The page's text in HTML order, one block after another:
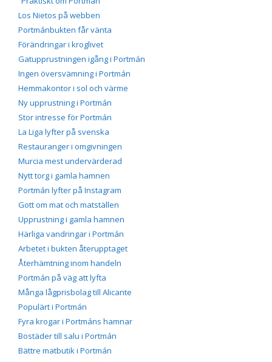
Los Nietos på webben
Portmánbukten får vänta
Förändringar i kroglivet
Gatupprustningen igång i Portmán
Ingen översvämning i Portmán
Hemmakontor i sol och värme
Ny upprustning i Portmán
Stor intresse för Portmán
La Liga lyfter på svenska
Restauranger i omgivningen
Murcia mest undervärderad
Nytt torg i gamla hamnen
Portmán lyfter på Instagram
Gott om mat och matställen
Upprustning i gamla hamnen
Härliga vandringar i Portmán
Arbetet i bukten återupptaget
Återhämtning inom handeln
Portmán på väg att lyfta
Många lågprisbolag till Alicante
Populärt i Portmán
Fyra krogar i Portmáns hamnar
Bostäder till salu i Portmán
Bättre matbutik i Portmán